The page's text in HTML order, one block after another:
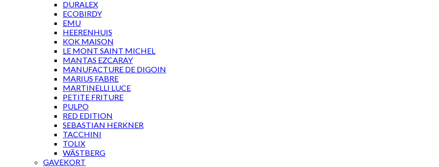
DURALEX
ECOBIRDY
EMU
HEERENHUIS
KOK MAISON
LE MONT SAINT MICHEL
MANTAS EZCARAY
MANUFACTURE DE DIGOIN
MARIUS FABRE
MARTINELLI LUCE
PETITE FRITURE
PULPO
RED EDITION
SEBASTIAN HERKNER
TACCHINI
TOLIX
WÄSTBERG
GAVEKORT